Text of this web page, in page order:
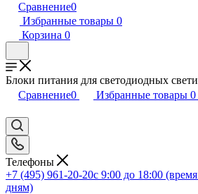
Сравнение0
Избранные товары 0
Корзина 0
Блоки питания для светодиодных
Сравнение0 Избранные товары 0
Телефоны
+7 (495) 961-20-20с 9:00 до 18:00
дням)